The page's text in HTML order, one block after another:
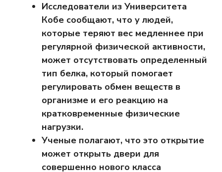
Исследователи из Университета
Кобе сообщают, что у людей,
которые теряют вес медленнее при
регулярной физической активности,
может отсутствовать определенный
тип белка, который помогает
регулировать обмен веществ в
организме и его реакцию на
кратковременные физические
нагрузки.
Ученые полагают, что это открытие
может открыть двери для
совершенно нового класса